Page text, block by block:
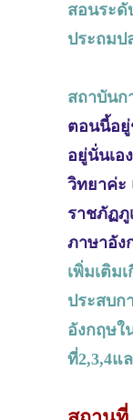
สอนระดั
ประถมป
สถาบันก
ตอนนี้อยู่
อยู่นั่นเอ
วิทยาค่ะ
ราชภัฏภู
ภาษาอัง
เพิ่มเติม
ประสบก
อังกฤษใ
ที่2,3,4แ